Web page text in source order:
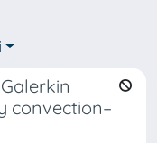
convection–